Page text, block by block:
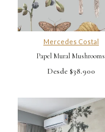
Mercedes Costal
Papel Mural Mushrooms
Desde $38.900